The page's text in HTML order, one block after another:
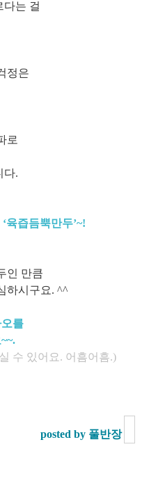
다는 걸
정은
로
다.
육즙듬뿍만두’~!
인 만큼
하시구요. ^^
를
수 있어요. 어흠어흠.)
posted by 풀반장